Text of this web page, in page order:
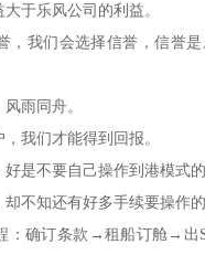
于乐风公司的利益。
，我们会选择信誉，信誉
雨同舟。
我们才能得到回报。
是不要自己操作到港模式的
不知还有好多手续要操作的
：确订条款→租船订舱→